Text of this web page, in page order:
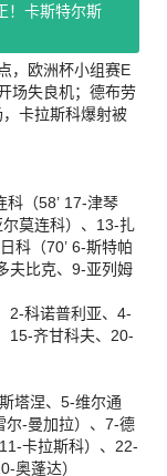
！卡斯特尔斯
，欧洲杯小组赛E
场失良机；德布劳
卡拉斯科爆射被
（58’ 17-津琴
莫连科）、13-扎
科（70’ 6-斯特帕
夫比克、9-亚列姆
科诺普利亚、4-
15-齐甘科夫、20-
塔涅、5-维尔通
尔-曼加拉）、7-德
卡拉斯科）、22-
奥蓬达）